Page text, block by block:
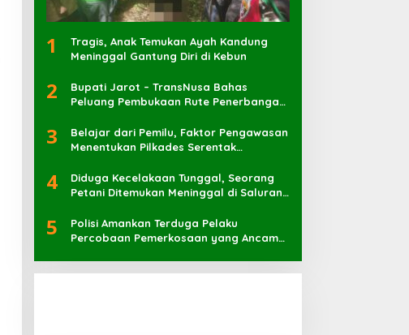
1
Tragis, Anak Temukan Ayah Kandung
Meninggal Gantung Diri di Kebun
2
Bupati Jarot – TransNusa Bahas
Peluang Pembukaan Rute Penerbangan
Kaharuddin
3
Belajar dari Pemilu, Faktor Pengawasan
Menentukan Pilkades Serentak
4
Diduga Kecelakaan Tunggal, Seorang
Petani Ditemukan Meninggal di Saluran
5
Polisi Amankan Terduga Pelaku
Percobaan Pemerkosaan yang Ancam